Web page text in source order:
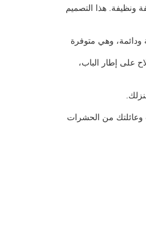
ونظيفة. هذا التصميم
ودائمة، وهي متوفرة
على إطار الباب،
وعائلتك من الحشرات